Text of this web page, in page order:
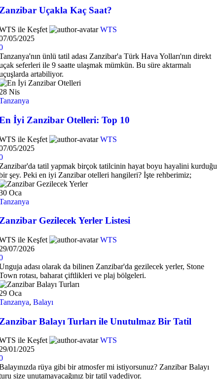
Uçakla Kaç Saat?
ile Keşfet
WTS
05/2025
ünlü tatil adası Zanzibar'a Türk Hava Yolları'nın direkt
seferleri ile 9 saatte ulaşmak mümkün. Bu süre aktarmalı
artabiliyor.
Nis
İyi Zanzibar Otelleri: Top 10
ile Keşfet
WTS
05/2025
tatil yapmak birçok tatilcinin hayat boyu hayalini kurduğu
şey. Peki en iyi Zanzibar otelleri hangileri? İşte rehberimiz;
Oca
Gezilecek Yerler Listesi
ile Keşfet
WTS
07/2026
adası olarak da bilinen Zanzibar'da gezilecek yerler, Stone
rotası, baharat çiftlikleri ve plaj bölgeleri.
Oca
, Balayı
Balayı Turları ile Unutulmaz Bir Tatil
ile Keşfet
WTS
01/2025
rüya gibi bir atmosfer mi istiyorsunuz? Zanzibar Balayı
size unutamayacağınız bir tatil vadediyor.